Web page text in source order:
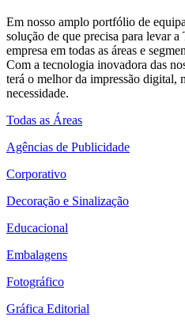
Em nosso amplo portfólio de
solução de que precisa para levar
empresa em todas as áreas e
Com a tecnologia inovadora das
terá o melhor da impressão digital,
necessidade.
Todas as Áreas
Agências de Publicidade
Corporativo
Decoração e Sinalização
Educacional
Embalagens
Fotográfico
Gráfica Editorial